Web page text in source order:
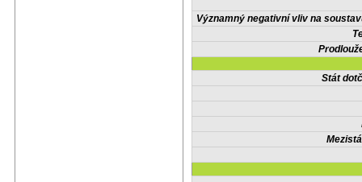
Významný negativní vliv na
Stát